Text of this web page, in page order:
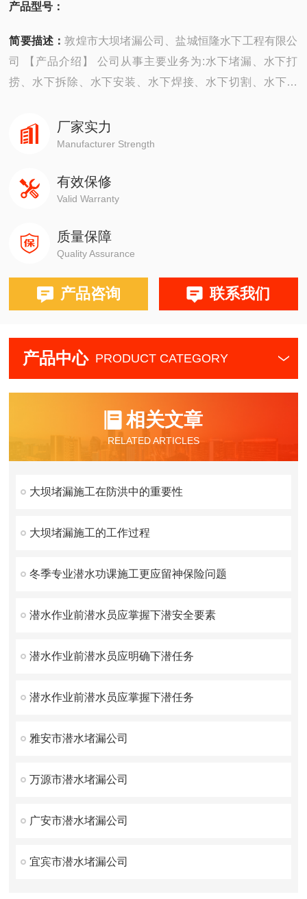
产品型号：
简要描述：敦煌市大坝堵漏公司、盐城恒隆水下工程有限公
司 【产品介绍】 公司从事主要业务为:水下堵漏、水下打
捞、水下拆除、水下安装、水下焊接、水下切割、水下摄
堵、水下钻孔、水下检查、水下爆破。 ...
厂家实力
Manufacturer Strength
有效保修
Valid Warranty
质量保障
Quality Assurance
产品咨询 联系我们
产品中心 PRODUCT CATEGORY
相关文章
RELATED ARTICLES
大坝堵漏施工在防洪中的重要性
大坝堵漏施工的工作过程
冬季专业潜水功课施工更应留神保险问题
潜水作业前潜水员应掌握下潜安全要素
潜水作业前潜水员应明确下潜任务
潜水作业前潜水员应掌握下潜任务
雅安市潜水堵漏公司
万源市潜水堵漏公司
广安市潜水堵漏公司
宜宾市潜水堵漏公司